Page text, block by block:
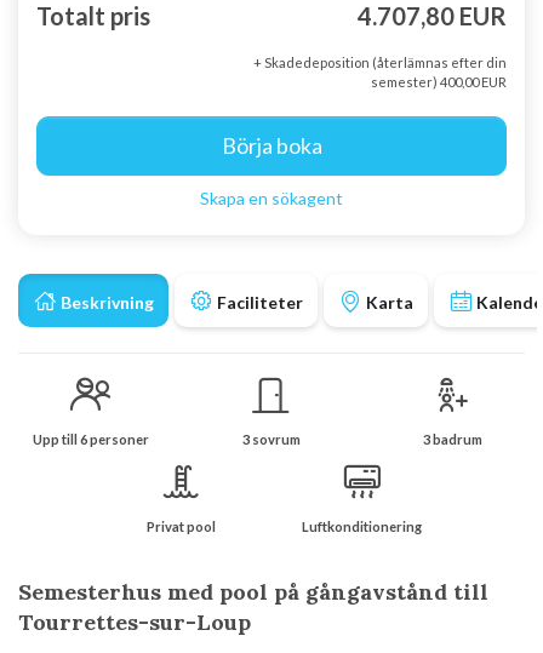
Beskrivning Faciliteter Karta
Upp till 6 personer 3 sovrum 3 badrum
Privat pool Luftkonditionering
Semesterhus med pool på gångavstånd till
Tourrettes-sur-Loup
Totalt pris 4.707,80 EUR
+ Skadedeposition (återlämnas efter din
semester) 400,00 EUR
Börja boka
Skapa en sökagent